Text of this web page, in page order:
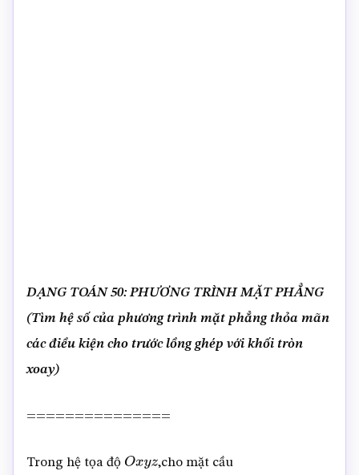
DẠNG TOÁN 50: PHƯƠNG TRÌNH MẶT PHẲNG
(Tìm hệ số của phương trình mặt phẳng thỏa mãn
các điều kiện cho trước lồng ghép với khối tròn
xoay)
===============
Trong hệ tọa độ Oxyz ,cho mặt cầu